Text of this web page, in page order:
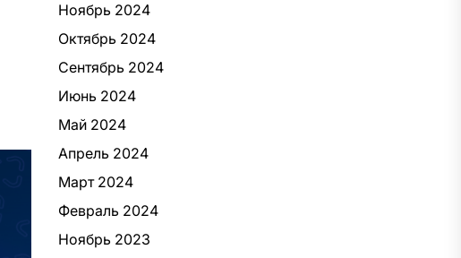
Ноябрь 2024
Октябрь 2024
Сентябрь 2024
Июнь 2024
Май 2024
Апрель 2024
Март 2024
Февраль 2024
Ноябрь 2023